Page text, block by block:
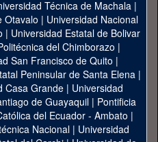
Técnica de Machala|
Otavalo | Universidad Nacional
| Universidad Estatal de Bolivar
del Chimborazo |
San Francisco de Quito |
Peninsular de Santa Elena|
Casa Grande | Universidad
de Guayaquil| Pontificia
del Ecuador - Ambato |
Nacional| Universidad